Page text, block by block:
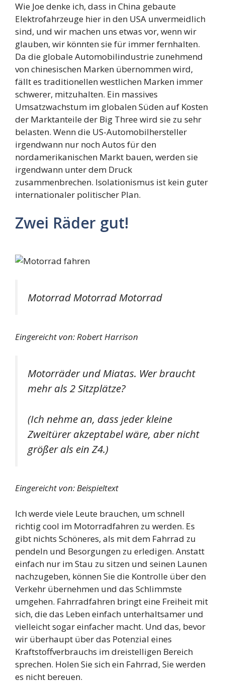
Wie Joe denke ich, dass in China gebaute
Elektrofahrzeuge hier in den USA unvermeidlich
sind, und wir machen uns etwas vor, wenn wir
glauben, wir könnten sie für immer fernhalten.
Da die globale Automobilindustrie zunehmend
von chinesischen Marken übernommen wird,
fällt es traditionellen westlichen Marken immer
schwerer, mitzuhalten. Ein massives
Umsatzwachstum im globalen Süden auf Kosten
der Marktanteile der Big Three wird sie zu sehr
belasten. Wenn die US-Automobilhersteller
irgendwann nur noch Autos für den
nordamerikanischen Markt bauen, werden sie
irgendwann unter dem Druck
zusammenbrechen. Isolationismus ist kein guter
internationaler politischer Plan.
Zwei Räder gut!
Motorrad Motorrad Motorrad
Eingereicht von: Robert Harrison
Motorräder und Miatas. Wer braucht
mehr als 2 Sitzplätze?
(Ich nehme an, dass jeder kleine
Zweitürer akzeptabel wäre, aber nicht
größer als ein Z4.)
Eingereicht von: Beispieltext
Ich werde viele Leute brauchen, um schnell
richtig cool im Motorradfahren zu werden. Es
gibt nichts Schöneres, als mit dem Fahrrad zu
pendeln und Besorgungen zu erledigen. Anstatt
einfach nur im Stau zu sitzen und seinen Launen
nachzugeben, können Sie die Kontrolle über den
Verkehr übernehmen und das Schlimmste
umgehen. Fahrradfahren bringt eine Freiheit mit
sich, die das Leben einfach unterhaltsamer und
vielleicht sogar einfacher macht. Und das, bevor
wir überhaupt über das Potenzial eines
Kraftstoffverbrauchs im dreistelligen Bereich
sprechen. Holen Sie sich ein Fahrrad, Sie werden
es nicht bereuen.